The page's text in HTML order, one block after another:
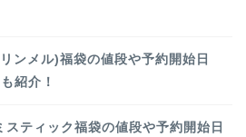
ンメル)福袋の値段や予約開始日
紹介！
スティック福袋の値段や予約開始日